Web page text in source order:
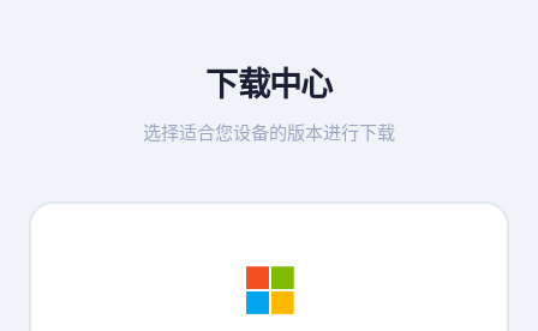
下载中心
选择适合您设备的版本进行下载